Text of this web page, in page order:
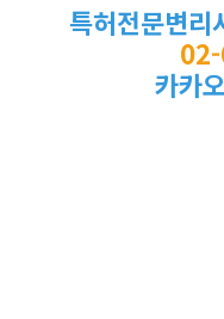
특허전문변
카카